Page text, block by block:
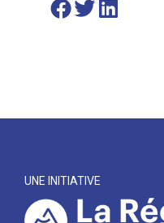
UNE INITIATIVE